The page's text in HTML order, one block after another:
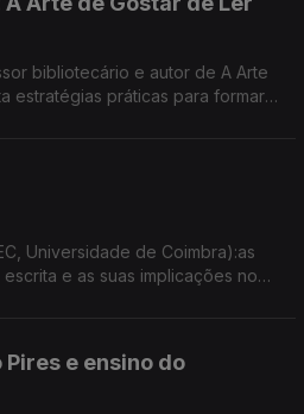
bibliotecário e autor de A Arte
estratégias práticas para formar
Universidade de Coimbra):as
e as suas implicações no
e ensino do